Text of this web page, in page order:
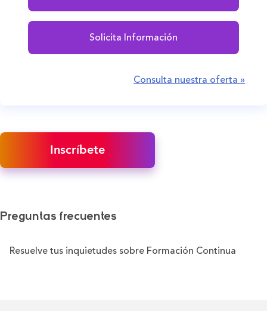
Solicita Información
Consulta nuestra oferta »
Inscríbete
Preguntas frecuentes
Resuelve tus inquietudes sobre Formación Continua